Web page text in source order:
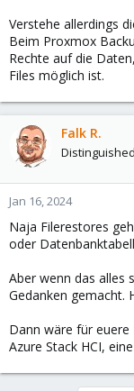
Verstehe allerdings
Beim Proxmox
Rechte auf die
Files möglich ist.
Falk R.
Jan 16, 2024
Naja Filerestores
oder
Aber wenn das alles
Gedanken gemacht.
Dann wäre für
Azure Stack HCI,